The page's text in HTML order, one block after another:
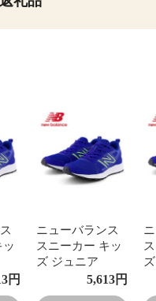
ッ
子
円
ニューバランス
スニーカー キッ
ズ ジュニア
GE650 運動靴 子
供靴 フレッシュ
5,613円